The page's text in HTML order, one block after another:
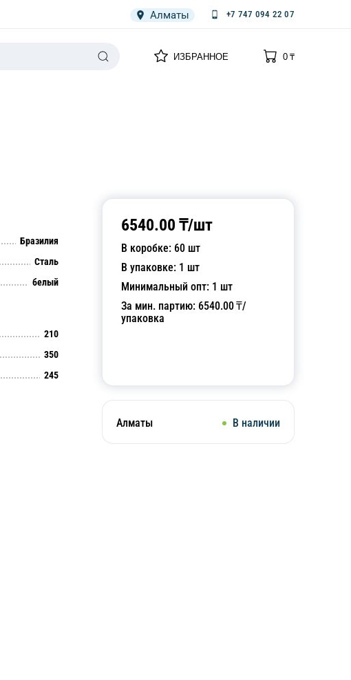
Алматы +7 747 094 22 07
ИЗБРАННОЕ
0
0₸
6540.00 ₸/шт
В коробке: 60 шт
В упаковке: 1 шт
Минимальный опт: 1 шт
За мин. партию: 6540.00₸/
упаковка
Алматы В наличии
Бразилия
Сталь
белый
210
350
245